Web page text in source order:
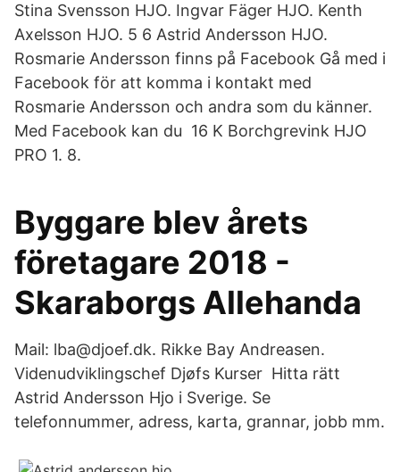
Stina Svensson HJO. Ingvar Fäger HJO. Kenth
Axelsson HJO. 5 6 Astrid Andersson HJO.
Rosmarie Andersson finns på Facebook Gå med i
Facebook för att komma i kontakt med
Rosmarie Andersson och andra som du känner.
Med Facebook kan du 16 K Borchgrevink HJO
PRO 1. 8.
Byggare blev årets
företagare 2018 -
Skaraborgs Allehanda
Mail: lba@djoef.dk. Rikke Bay Andreasen.
Videnudviklingschef Djøfs Kurser Hitta rätt
Astrid Andersson Hjo i Sverige. Se
telefonnummer, adress, karta, grannar, jobb mm.